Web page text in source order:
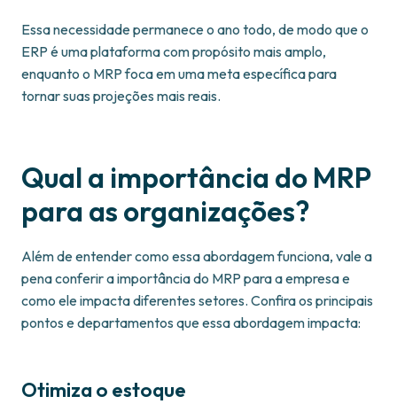
Essa necessidade permanece o ano todo, de modo que o
ERP é uma plataforma com propósito mais amplo,
enquanto o MRP foca em uma meta específica para
tornar suas projeções mais reais.
Qual a importância do MRP
para as organizações?
Além de entender como essa abordagem funciona, vale a
pena conferir a importância do MRP para a empresa e
como ele impacta diferentes setores. Confira os principais
pontos e departamentos que essa abordagem impacta:
Otimiza o estoque